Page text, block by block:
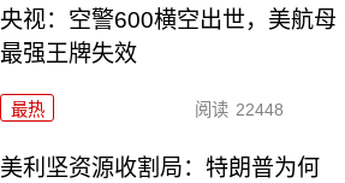
央视：空警600横空出世，美航母
最强王牌失效
最热 阅读 22448
美利坚资源收割局：特朗普为何